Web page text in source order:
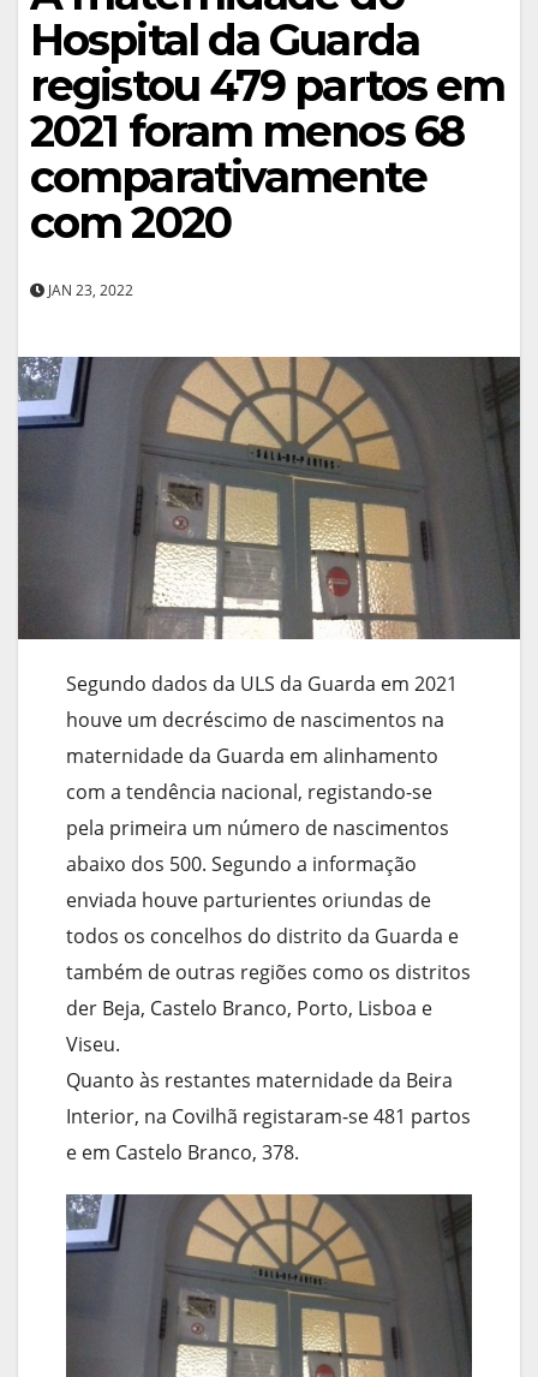
Hospital da Guarda
registou 479 partos em
2021 foram menos 68
comparativamente
com 2020
JAN 23, 2022
Segundo dados da ULS da Guarda em 2021
houve um decréscimo de nascimentos na
maternidade da Guarda em alinhamento
com a tendência nacional, registando-se
pela primeira um número de nascimentos
abaixo dos 500. Segundo a informação
enviada houve parturientes oriundas de
todos os concelhos do distrito da Guarda e
também de outras regiões como os distritos
der Beja, Castelo Branco, Porto, Lisboa e
Viseu.
Quanto às restantes maternidade da Beira
Interior, na Covilhã registaram-se 481 partos
e em Castelo Branco, 378.